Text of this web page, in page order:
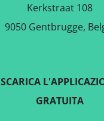
Kerkstraat 108
9050 Gentbrugge,
SCARICA
GRATUITA